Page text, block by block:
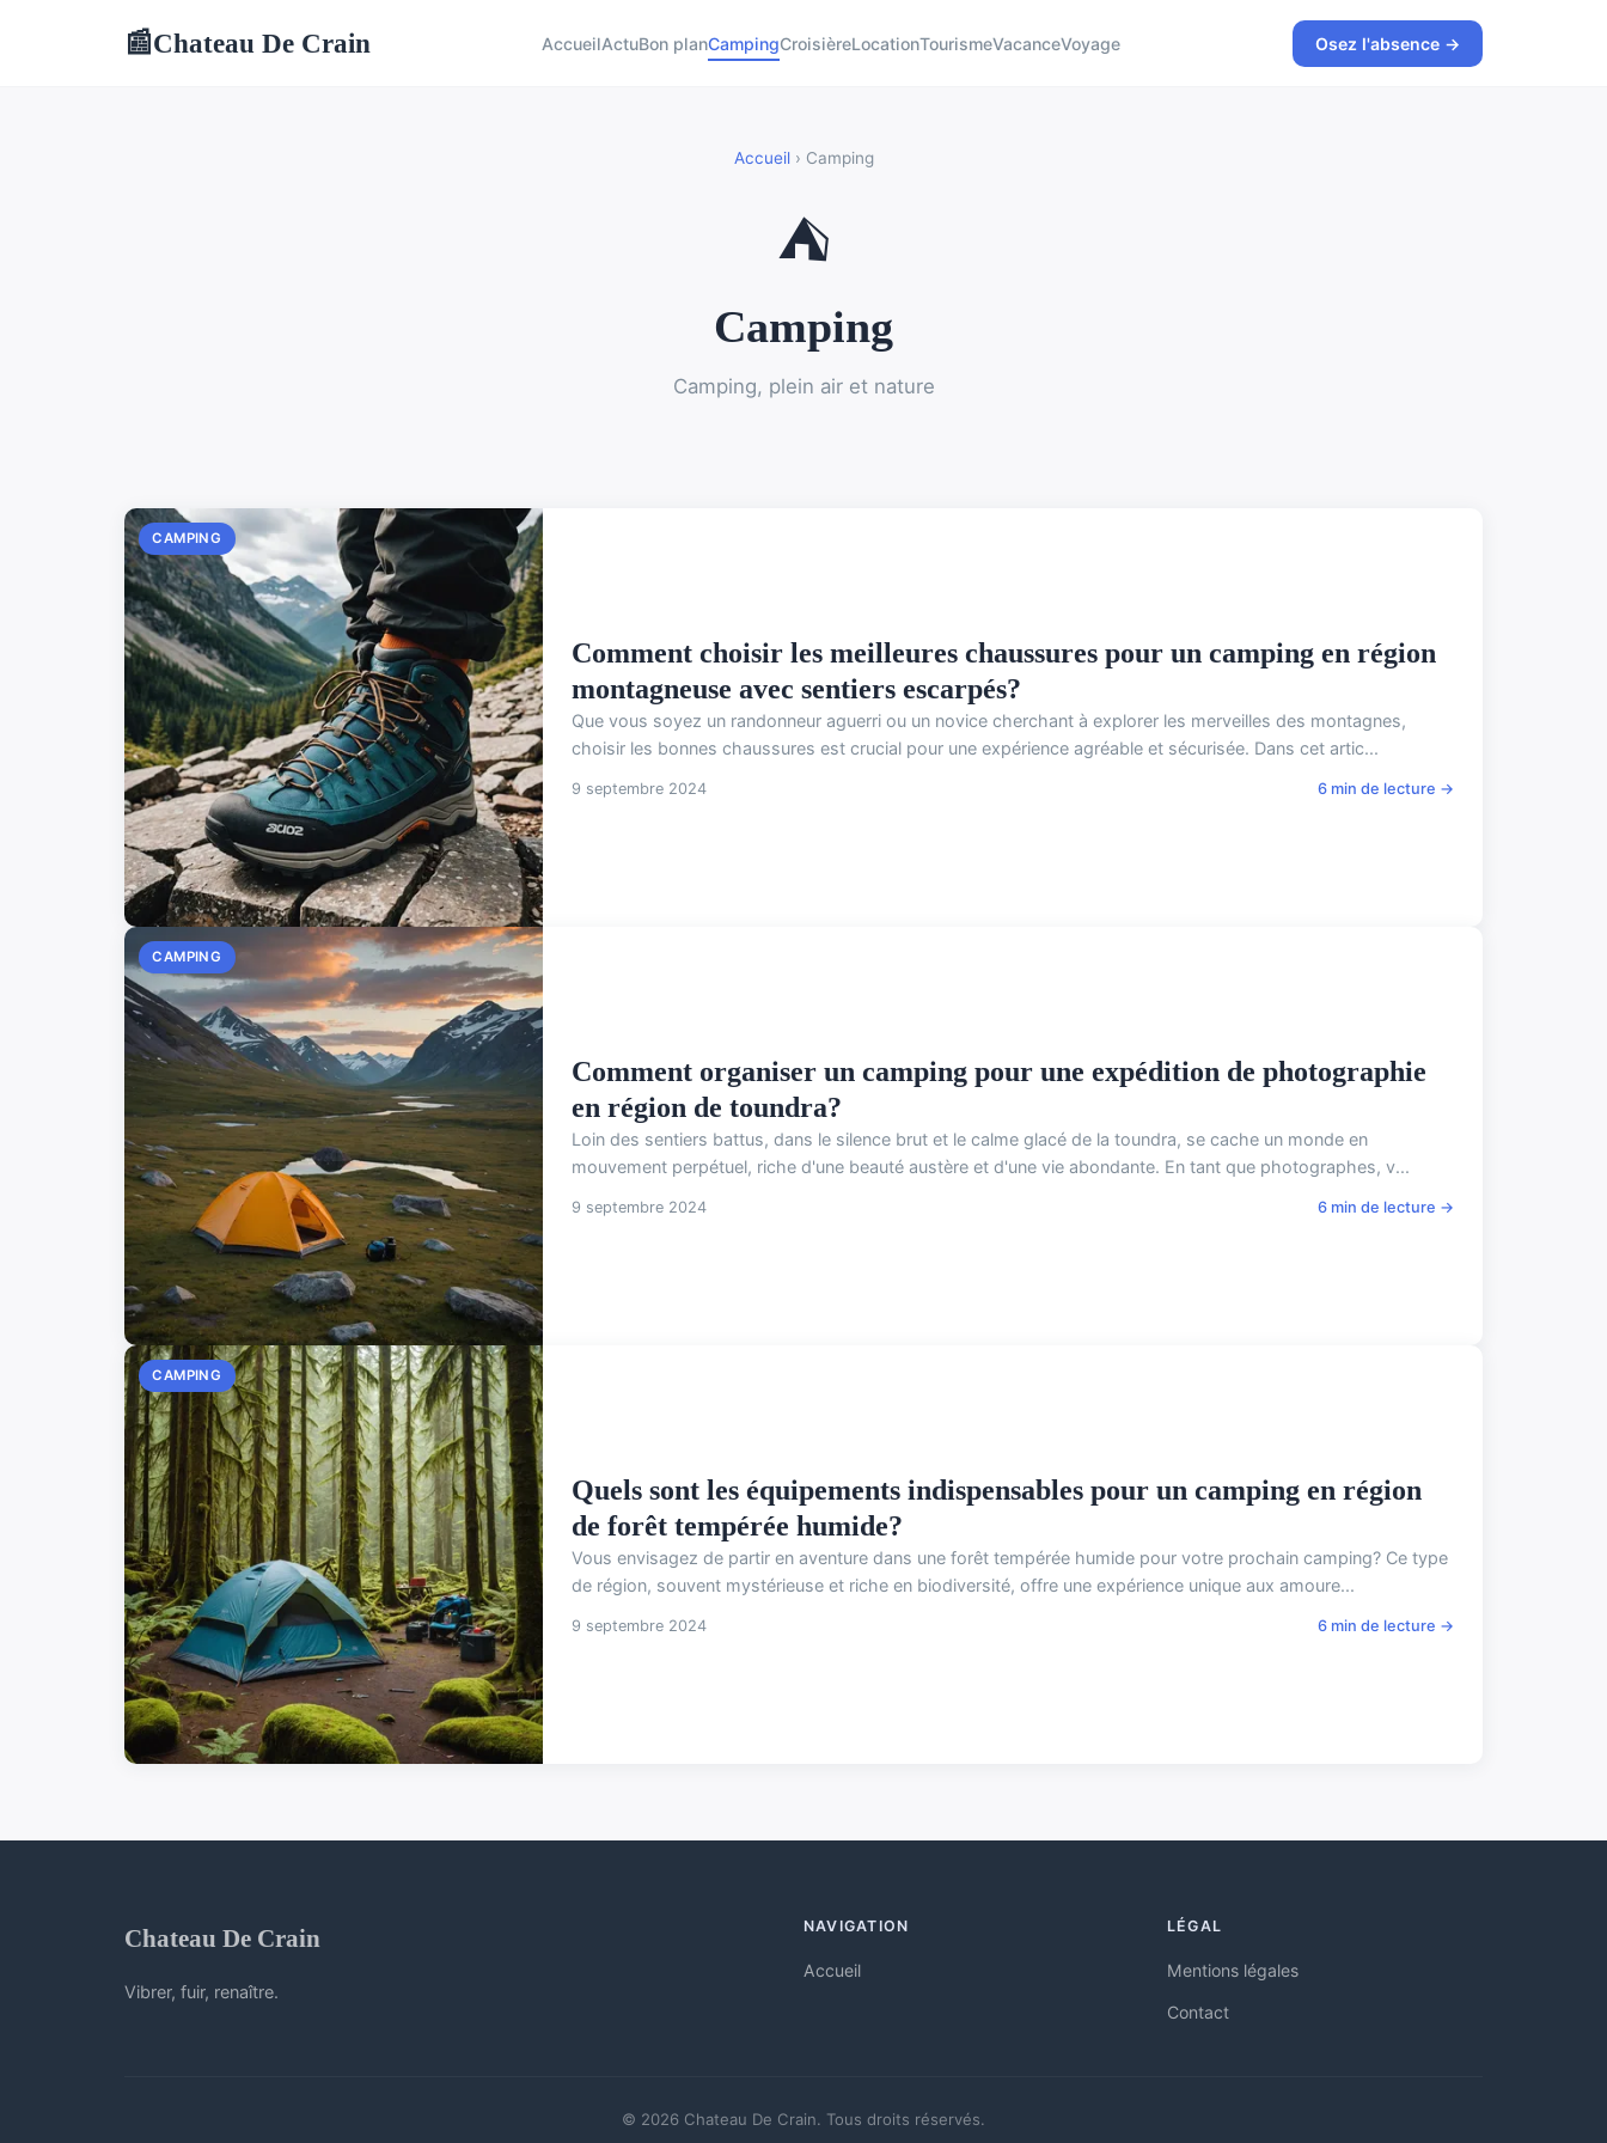
📰Chateau De Crain AccueilActuBon planCampingCroisièreLocationTourismeVacanceVoyage Osez l'absence →
Accueil› Camping
⛺
Camping
Camping, plein air et nature
CAMPING
Comment choisir les meilleures chaussures pour un camping en région
montagneuse avec sentiers escarpés?
Que vous soyez un randonneur aguerri ou un novice cherchant à explorer les merveilles des montagnes,
choisir les bonnes chaussures est crucial pour une expérience agréable et sécurisée. Dans cet artic...
9 septembre 2024 6 min de lecture →
CAMPING
Comment organiser un camping pour une expédition de photographie
en région de toundra?
Loin des sentiers battus, dans le silence brut et le calme glacé de la toundra, se cache un monde en
mouvement perpétuel, riche d'une beauté austère et d'une vie abondante. En tant que photographes, v...
9 septembre 2024 6 min de lecture →
CAMPING
Quels sont les équipements indispensables pour un camping en région
de forêt tempérée humide?
Vous envisagez de partir en aventure dans une forêt tempérée humide pour votre prochain camping? Ce type
de région, souvent mystérieuse et riche en biodiversité, offre une expérience unique aux amoure...
9 septembre 2024 6 min de lecture →
Chateau De Crain
Vibrer, fuir, renaître.
NAVIGATION
Accueil
LÉGAL
Mentions légales
Contact
© 2026 Chateau De Crain. Tous droits réservés.